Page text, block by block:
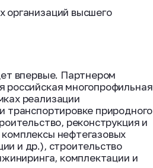
организаций высшего
впервые. Партнером
российская многопрофильная
реализации
транспортировке природного
реконструкция и
нефтегазовых
и др.), строительство
комплектации и